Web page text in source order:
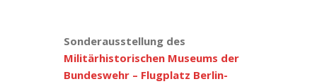
Sonderausstellung des
Militärhistorischen Museums der
Bundeswehr – Flugplatz Berlin-